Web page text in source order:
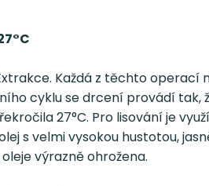
Každá z těchto
cyklu se drcení provádí tak,
27°C. Pro lisování je
s velmi vysokou hustotou,
výrazně ohrožena.